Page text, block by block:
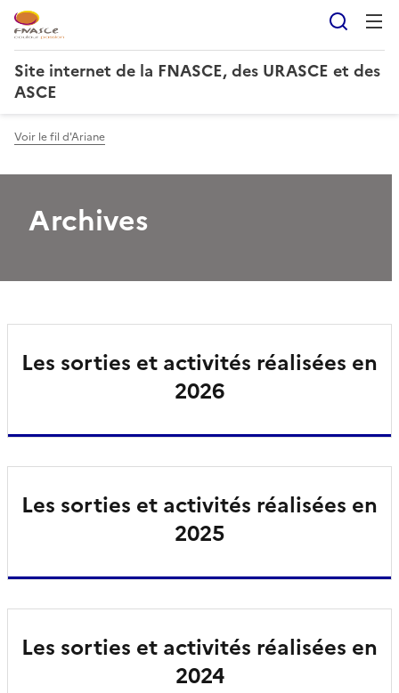
Site internet de la FNASCE, des URASCE et des
ASCE
Voir le fil d'Ariane
Archives
Les sorties et activités réalisées en
2026
Les sorties et activités réalisées en
2025
Les sorties et activités réalisées en
2024